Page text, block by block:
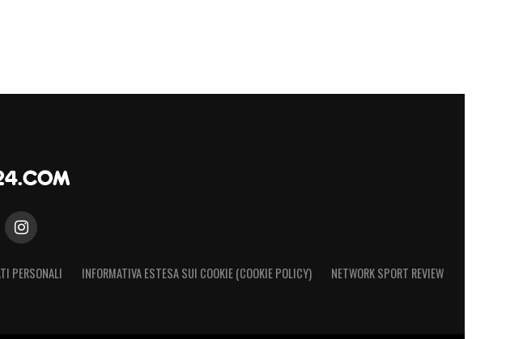
PERSONALI INFORMATIVA ESTESA SUI COOKIE (COOKIE POLICY) NETWORK SPORT REVIEW